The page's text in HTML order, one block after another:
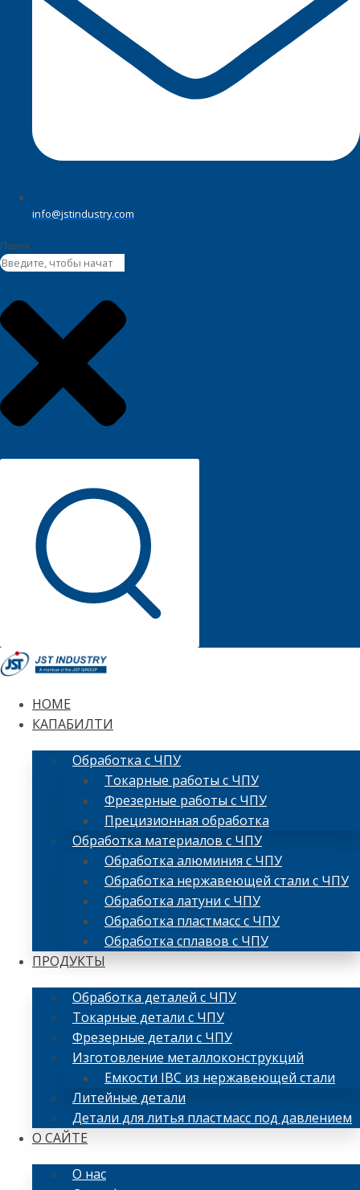
info@jstindustry.com
Поиск
HOME
КАПАБИЛТИ
Обработка с ЧПУ
Токарные работы с ЧПУ
Фрезерные работы с ЧПУ
Прецизионная обработка
Обработка материалов с ЧПУ
Обработка алюминия с ЧПУ
Обработка нержавеющей стали с ЧПУ
Обработка латуни с ЧПУ
Обработка пластмасс с ЧПУ
Обработка сплавов с ЧПУ
ПРОДУКТЫ
Обработка деталей с ЧПУ
Токарные детали с ЧПУ
Фрезерные детали с ЧПУ
Изготовление металлоконструкций
Емкости IBC из нержавеющей стали
Литейные детали
Детали для литья пластмасс под давлением
О САЙТЕ
О нас